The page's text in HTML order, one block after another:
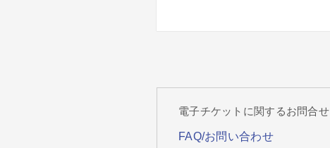
電子チケットに関するお問合せ
FAQ/お問い合わせ